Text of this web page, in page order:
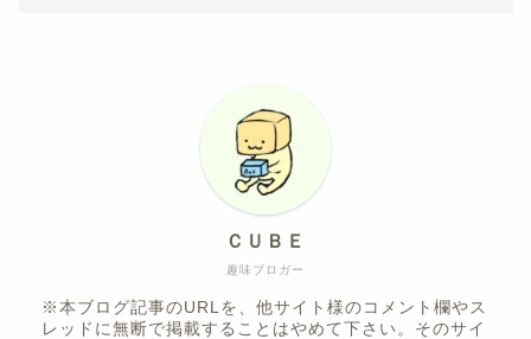
趣味ブロガー
ＣＵＢＥ
※本ブログ記事のURLを、他サイト様のコメント欄やス
レッドに無断で掲載することはやめて下さい。そのサイ